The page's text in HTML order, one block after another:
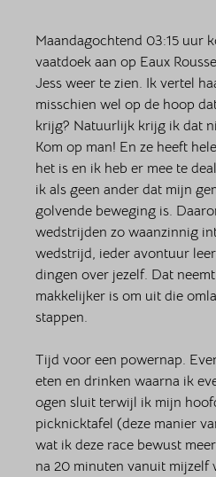
Maandagochtend 03:15 uur
vaatdoek aan op Eaux
Jess weer te zien. Ik vertel
misschien wel op de hoop
krijg? Natuurlijk krijg ik dat
Kom op man! En ze heeft
het is en ik heb er mee te
ik als geen ander dat mijn
golvende beweging is.
wedstrijden zo waanzinnig
wedstrijd, ieder avontuur
dingen over jezelf. Dat
makkelijker is om uit die
stappen.
Tijd voor een powernap.
eten en drinken waarna ik
ogen sluit terwijl ik mijn
picknicktafel (deze manier
wat ik deze race bewust
na 20 minuten vanuit mijzelf